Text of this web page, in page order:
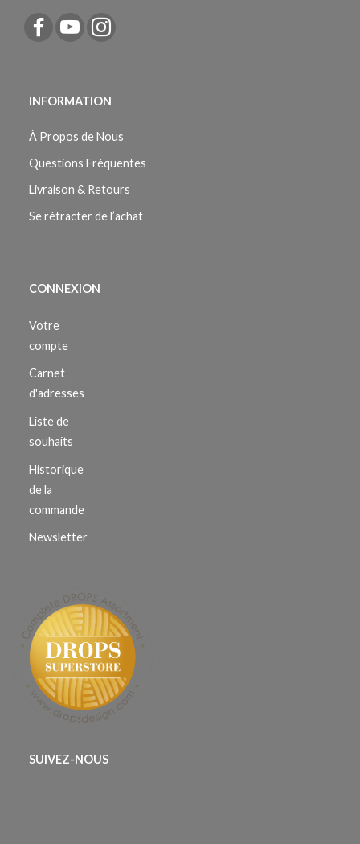
INFORMATION
À Propos de Nous
Questions Fréquentes
Livraison & Retours
Se rétracter de l’achat
CONNEXION
Votre
compte
Carnet
d'adresses
Liste de
souhaits
Historique
de la
commande
Newsletter
SUIVEZ-NOUS